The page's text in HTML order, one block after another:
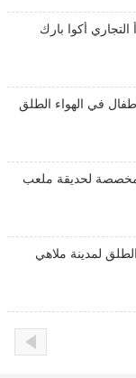
أكوا بارك
في الهواء الطلق
مخصصة لحديقة ملعب
لمدينة ملاهي